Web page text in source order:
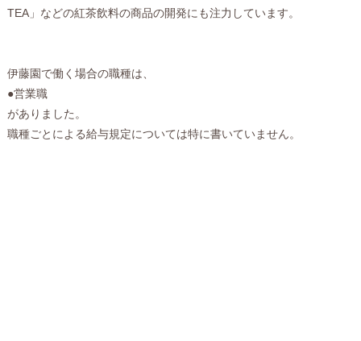
TEA」などの紅茶飲料の商品の開発にも注力しています。
伊藤園で働く場合の職種は、
●営業職
がありました。
職種ごとによる給与規定については特に書いていません。